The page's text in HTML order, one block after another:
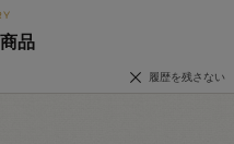
品
履歴を残さない